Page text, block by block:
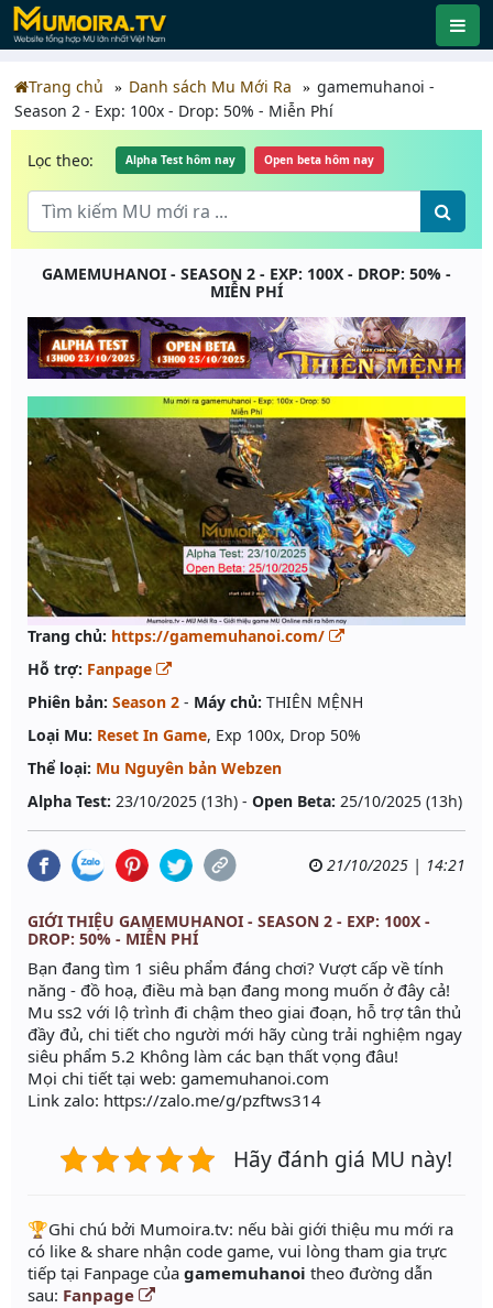
Trang chủ Danh sách Mu Mới Ra
gamemuhanoi -
Season 2 - Exp: 100x - Drop: 50% - Miễn Phí
Lọc theo: Alpha Test hôm nay Open beta hôm nay
GAMEMUHANOI - SEASON 2 - EXP: 100X - DROP: 50% -
MIỄN PHÍ
Trang chủ: https://gamemuhanoi.com/
Hỗ trợ: Fanpage
Phiên bản: Season 2 - Máy chủ: THIÊN MỆNH
Loại Mu: Reset In Game, Exp 100x, Drop 50%
Thể loại: Mu Nguyên bản Webzen
Alpha Test: 23/10/2025 (13h) - Open Beta: 25/10/2025 (13h)
21/10/2025 | 14:21
GIỚI THIỆU GAMEMUHANOI - SEASON 2 - EXP: 100X -
DROP: 50% - MIỄN PHÍ
Bạn đang tìm 1 siêu phẩm đáng chơi? Vượt cấp về tính
năng - đồ hoạ, điều mà bạn đang mong muốn ở đây cả!
Mu ss2 với lộ trình đi chậm theo giai đoạn, hỗ trợ tân thủ
đầy đủ, chi tiết cho người mới hãy cùng trải nghiệm ngay
siêu phẩm 5.2 Không làm các bạn thất vọng đâu!
Mọi chi tiết tại web: gamemuhanoi.com
Link zalo: https://zalo.me/g/pzftws314
Hãy đánh giá MU này!
️🏆Ghi chú bởi Mumoira.tv: nếu bài giới thiệu mu mới ra
có like & share nhận code game, vui lòng tham gia trực
tiếp tại Fanpage của gamemuhanoi theo đường dẫn
sau: Fanpage